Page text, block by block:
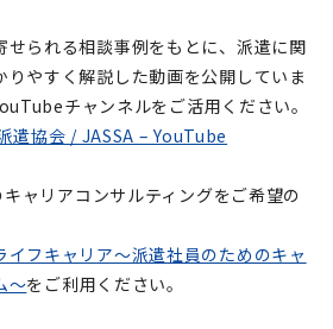
られる相談事例をもとに、派遣に関
やすく解説した動画を公開していま
チャンネルをご活用ください。
遣協会 / JASSA – YouTube
ャリアコンサルティングをご希望の
フキャリア～派遣社員のためのキャ
～をご利用ください。